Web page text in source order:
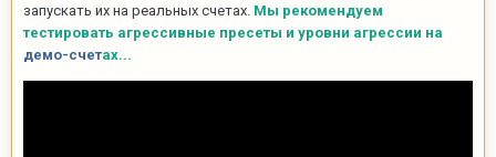
запускать их на реальных счетах. Мы рекомендуем
тестировать агрессивные пресеты и уровни агрессии на
демо-счетах...